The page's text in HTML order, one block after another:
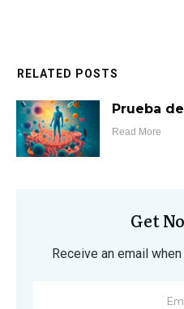
RELATED POSTS
Prueba
Read More
Get
Receive an email